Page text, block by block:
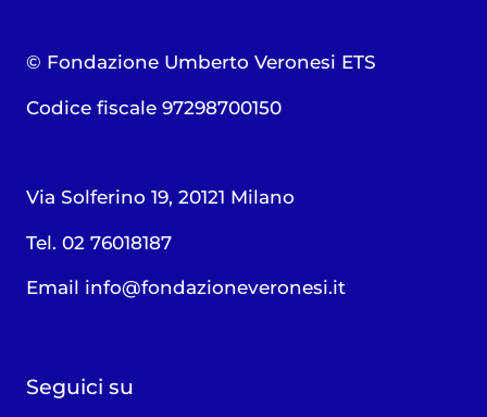
© Fondazione Umberto Veronesi ETS
Codice fiscale 97298700150
Via Solferino 19, 20121 Milano
Tel. 02 76018187
Email info@fondazioneveronesi.it
Seguici su